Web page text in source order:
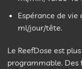
Espérance de
ml/jour/tête.
Le ReefDose est
programmable.